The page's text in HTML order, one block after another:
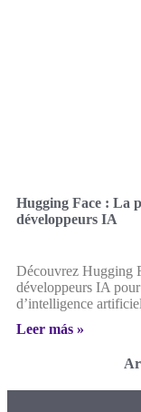
Hugging Face : La
développeurs IA
Découvrez Hugging
développeurs IA
d’intelligence
Leer más »